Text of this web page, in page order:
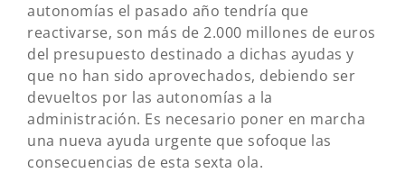
autonomías el pasado año tendría que
reactivarse, son más de 2.000 millones de euros
del presupuesto destinado a dichas ayudas y
que no han sido aprovechados, debiendo ser
devueltos por las autonomías a la
administración. Es necesario poner en marcha
una nueva ayuda urgente que sofoque las
consecuencias de esta sexta ola.